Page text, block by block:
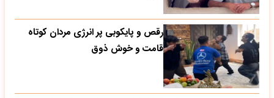
رقص و پایکوبی پر انرژی مردان کوتاه
قامت و خوش ذوق